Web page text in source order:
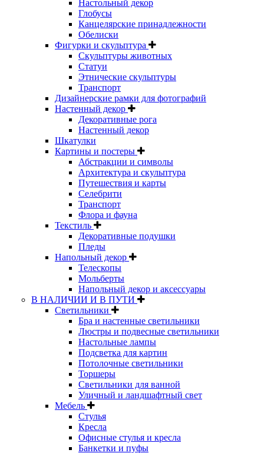
Настольный декор
Глобусы
Канцелярские принадлежности
Обелиски
Фигурки и скульптура
Скульптуры животных
Статуи
Этнические скульптуры
Транспорт
Дизайнерские рамки для фотографий
Настенный декор
Декоративные рога
Настенный декор
Шкатулки
Картины и постеры
Абстракции и символы
Архитектура и скульптура
Путешествия и карты
Селебрити
Транспорт
Флора и фауна
Текстиль
Декоративные подушки
Пледы
Напольный декор
Телескопы
Мольберты
Напольный декор и аксессуары
В НАЛИЧИИ И В ПУТИ
Светильники
Бра и настенные светильники
Люстры и подвесные светильники
Настольные лампы
Подсветка для картин
Потолочные светильники
Торшеры
Светильники для ванной
Уличный и ландшафтный свет
Мебель
Стулья
Кресла
Офисные стулья и кресла
Банкетки и пуфы